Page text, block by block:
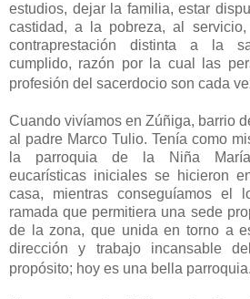
estudios, dejar la familia, estar
castidad, a la pobreza, al
contraprestación distinta a la
cumplido, razón por la cual las
profesión del sacerdocio son cada
Cuando vivíamos en Zúñiga, barrio
al padre Marco Tulio. Tenía como
la parroquia de la Niña
eucarísticas iniciales se hicieron
casa, mientras conseguíamos el
ramada que permitiera una sede
de la zona, que unida en torno a
dirección y trabajo incansable
propósito; hoy es una bella parroquia.